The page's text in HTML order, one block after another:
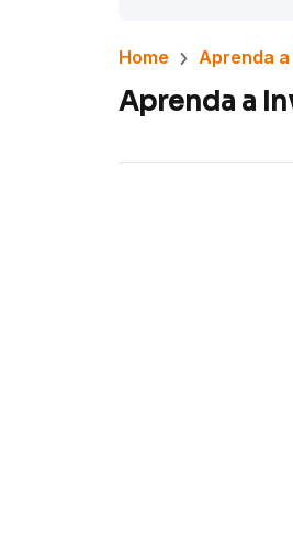
Home Aprenda
Aprenda a